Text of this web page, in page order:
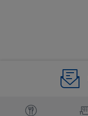
Dodatne teme